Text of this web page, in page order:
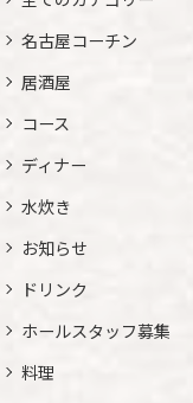
名古屋コーチン
居酒屋
コース
ディナー
水炊き
お知らせ
ドリンク
ホールスタッフ募集
料理